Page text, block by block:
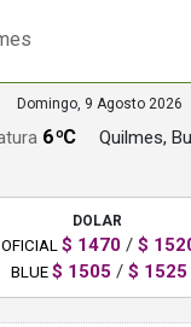
Domingo, 9 Agosto 2026
6 ºC Quilmes,
DOLAR
OFICIAL $ 1470 / $
BLUE $ 1505 / $ 1525